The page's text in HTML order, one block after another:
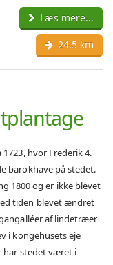
Læs mere...
24.5 km
hvor Frederik 4.
barokhave på stedet.
1800 og er ikke blevet
tiden blevet ændret
af lindetræer
i kongehusets eje
har stedet været i